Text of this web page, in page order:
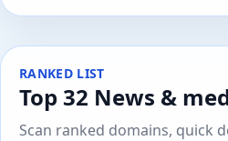
RANKED LIST
Top 32 News &
Scan ranked domains, quick